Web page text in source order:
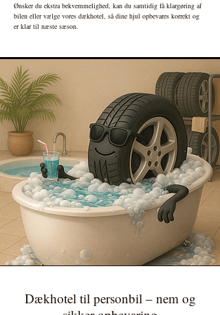
Ønsker du ekstra bekvemmelighed, kan du samtidig få klargøring af
bilen eller vælge vores dækhotel, så dine hjul opbevares korrekt og
er klar til næste sæson.
Dækhotel til personbil – nem og